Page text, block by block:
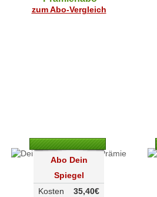
zum Abo-Vergleich
Abo Dein
Spiegel
35,40€
Kosten